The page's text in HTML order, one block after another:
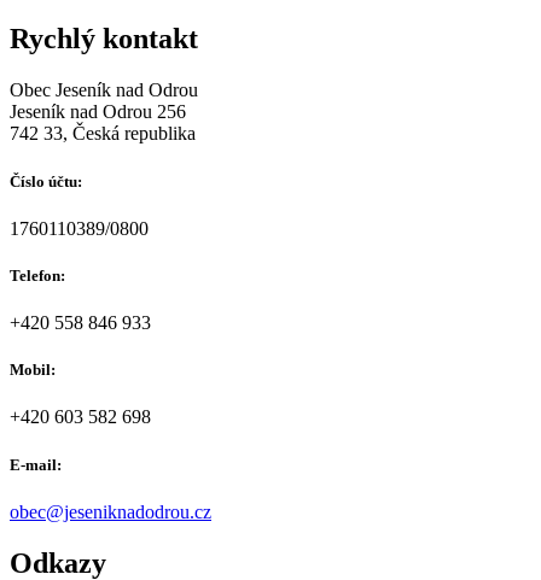
Rychlý kontakt
Obec Jeseník nad Odrou
Jeseník nad Odrou 256
742 33, Česká republika
Číslo účtu:
1760110389/0800
Telefon:
+420 558 846 933
Mobil:
+420 603 582 698
E-mail:
obec@jeseniknadodrou.cz
Odkazy